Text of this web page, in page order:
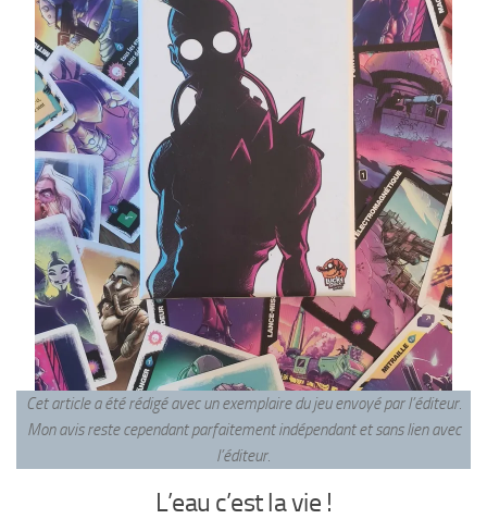
Cet article a été rédigé avec un exemplaire du jeu envoyé par l’éditeur.
Mon avis reste cependant parfaitement indépendant et sans lien avec
l’éditeur.
L’eau c’est la vie !